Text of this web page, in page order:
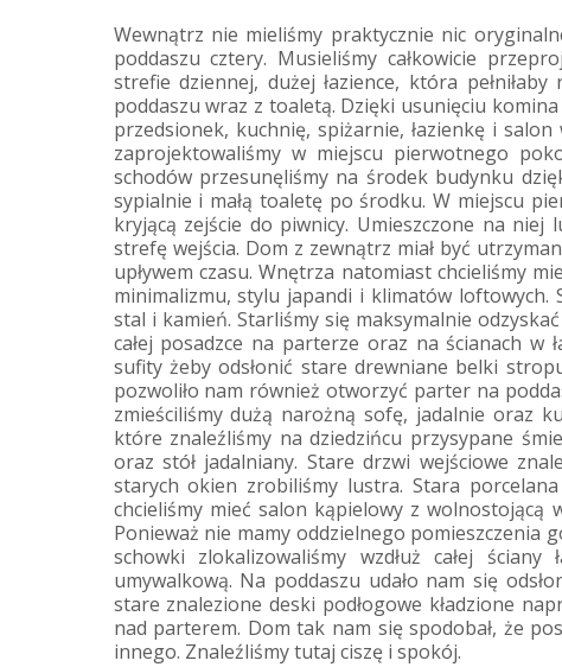
Wewnątrz nie mieliśmy praktycznie nic
poddaszu cztery. Musieliśmy całkowicie
strefie dziennej, dużej łazience, która
poddaszu wraz z toaletą. Dzięki usunięciu
przedsionek, kuchnię, spiżarnie, łazienkę i
zaprojektowaliśmy w miejscu pierwotnego
schodów przesunęliśmy na środek budynku
sypialnie i małą toaletę po środku. W miejscu
kryjącą zejście do piwnicy. Umieszczone na
strefę wejścia. Dom z zewnątrz miał być
upływem czasu. Wnętrza natomiast chcieliśmy
minimalizmu, stylu japandi i klimatów loftowych.
stal i kamień. Starliśmy się maksymalnie
całej posadzce na parterze oraz na ścianach w
sufity żeby odsłonić stare drewniane belki
pozwoliło nam również otworzyć parter na
zmieściliśmy dużą narożną sofę, jadalnie oraz
które znaleźliśmy na dziedzińcu przysypane
oraz stół jadalniany. Stare drzwi wejściowe
starych okien zrobiliśmy lustra. Stara porcelana
chcieliśmy mieć salon kąpielowy z
Ponieważ nie mamy oddzielnego pomieszczenia
schowki zlokalizowaliśmy wzdłuż całej
umywalkową. Na poddaszu udało nam się
stare znalezione deski podłogowe kładzione
nad parterem. Dom tak nam się spodobał, że
innego. Znaleźliśmy tutaj ciszę i spokój.